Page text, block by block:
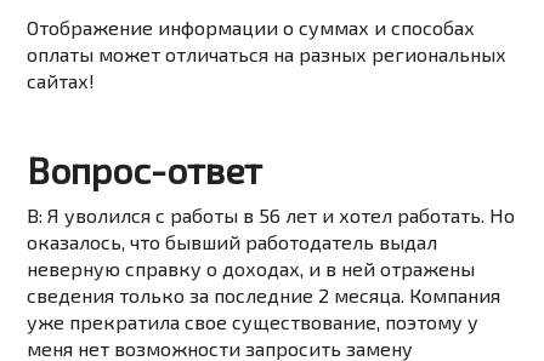
Отображение информации о суммах и способах
оплаты может отличаться на разных региональных
сайтах!
Вопрос-ответ
В: Я уволился с работы в 56 лет и хотел работать. Но
оказалось, что бывший работодатель выдал
неверную справку о доходах, и в ней отражены
сведения только за последние 2 месяца. Компания
уже прекратила свое существование, поэтому у
меня нет возможности запросить замену